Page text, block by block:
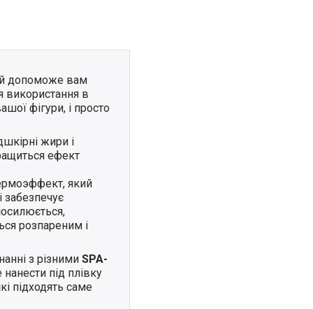
допоможе вам
використання в
фігури, і просто
жири і
ефект
який
забезпечує
розпареним і
з різними SPA-
під плівку
підходять саме